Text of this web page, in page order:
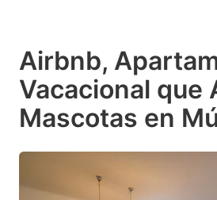
Airbnb,
Vacacional que
Mascotas en